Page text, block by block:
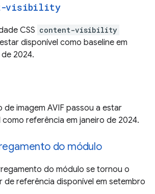
visibility
CSS content-visibility
disponível como baseline em
2024.
de imagem AVIF passou a estar
como referência em janeiro de 2024.
do módulo
do módulo se tornou o
de referência disponível em setembro